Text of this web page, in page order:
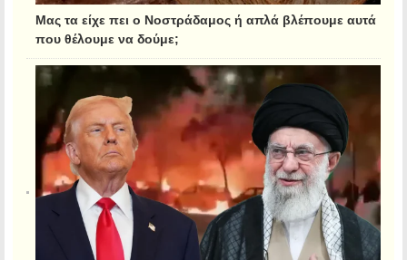
Μας τα είχε πει ο Νοστράδαμος ή απλά βλέπουμε αυτά
που θέλουμε να δούμε;